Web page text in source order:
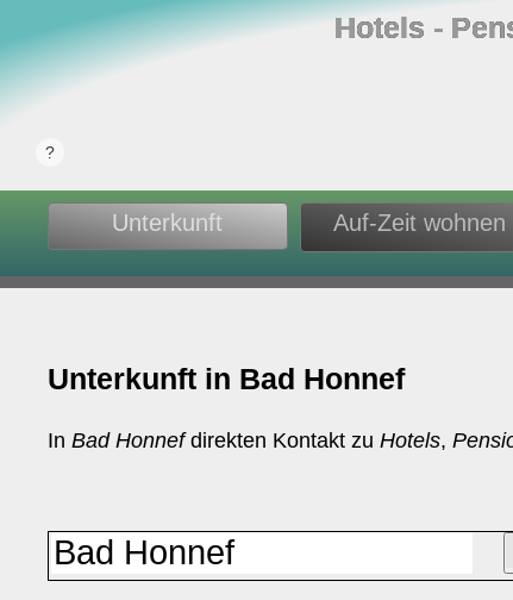
Hotels ‐
Unterkunft Auf-Zeit wohnen
Unterkunft in Bad Honnef
InBad Honnefdirekten Kontakt zuHotels,